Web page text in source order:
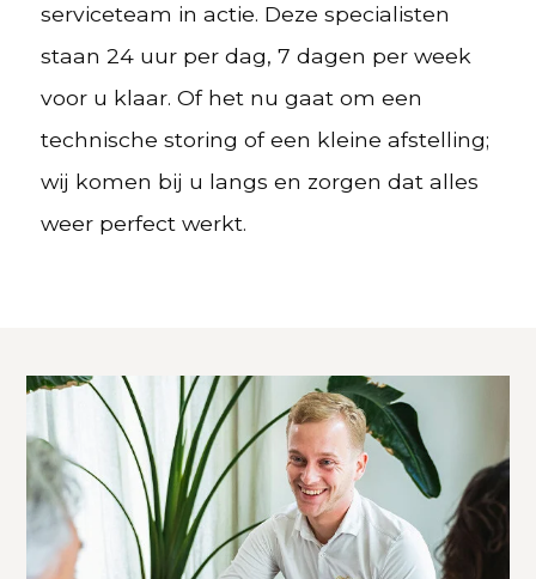
serviceteam in actie. Deze specialisten
staan 24 uur per dag, 7 dagen per week
voor u klaar. Of het nu gaat om een
technische storing of een kleine afstelling;
wij komen bij u langs en zorgen dat alles
weer perfect werkt.